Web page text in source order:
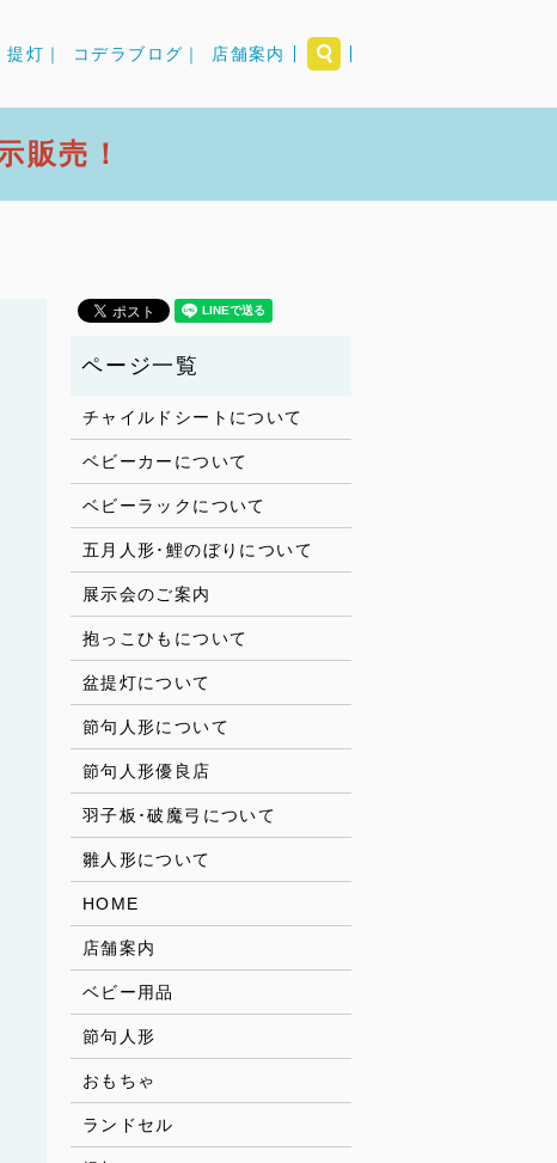
提灯｜ コデラブログ｜ 店舗案内
販売！
チャイルドシートについて
ベビーカーについて
ベビーラックについて
五月人形･鯉のぼりについて
展示会のご案内
抱っこひもについて
盆提灯について
節句人形について
節句人形優良店
羽子板･破魔弓について
雛人形について
HOME
店舗案内
ベビー用品
節句人形
おもちゃ
ランドセル